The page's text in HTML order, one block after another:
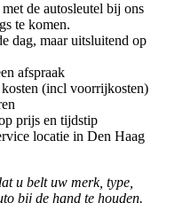
de autosleutel bij ons
te komen.
dag, maar uitsluitend op
afspraak
(incl voorrijkosten)
prijs en tijdstip
locatie in Den Haag
u belt uw merk, type,
bij de hand te houden.